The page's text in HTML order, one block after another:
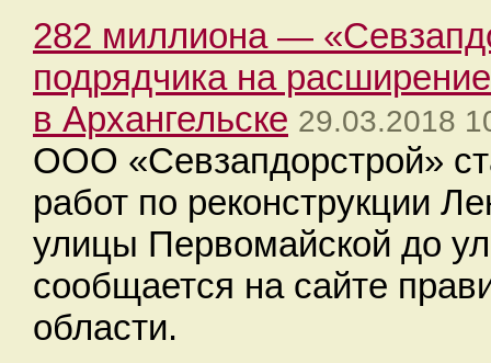
282 миллиона —
подрядчика на
в Архангельске 29.03.2018
ООО «Севзапдорстрой»
работ по реконструкции
улицы Первомайской до
сообщается на сайте
области.